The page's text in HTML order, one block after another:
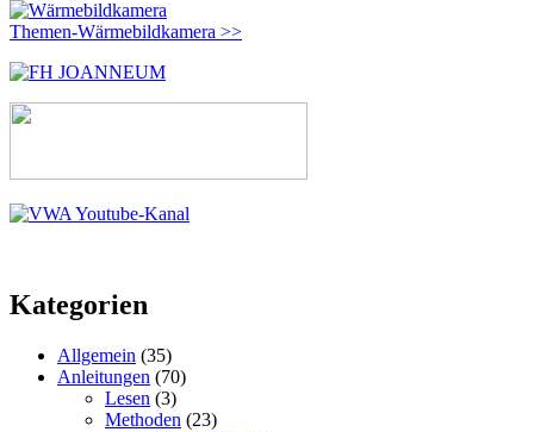
Themen-Wärmebildkamera >>
Kategorien
Allgemein (35)
Anleitungen (70)
Lesen (3)
Methoden (23)